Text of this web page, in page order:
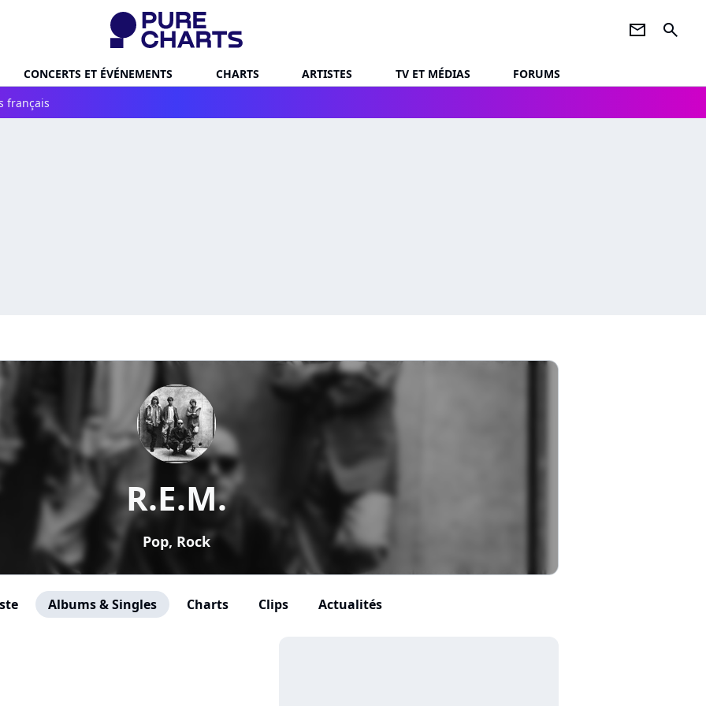
newsletter search
CONCERTS ET ÉVÉNEMENTS CHARTS ARTISTES TV ET MÉDIAS
FORUMS
français
R.E.M.
Pop, Rock
Albums & Singles Charts Clips Actualités